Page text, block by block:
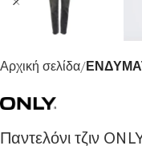
Αρχική σελίδα
Παντελόνι τζιν